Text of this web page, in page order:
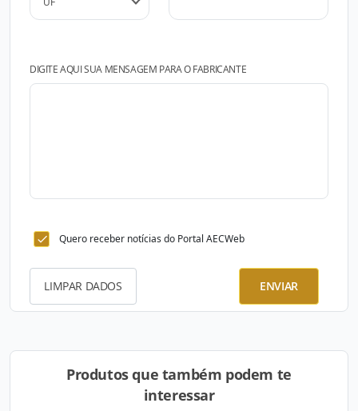
DIGITE AQUI SUA MENSAGEM PARA O FABRICANTE
Quero receber notícias do Portal AECWeb
LIMPAR DADOS ENVIAR
Produtos que também podem te
interessar